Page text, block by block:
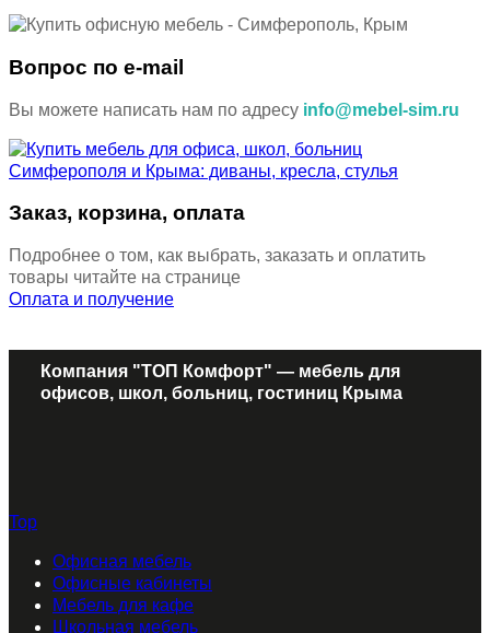
Вопрос по e-mail
Вы можете написать нам по адресу info@mebel-sim.ru
Заказ, корзина, оплата
Подробнее о том, как выбрать, заказать и оплатить
товары читайте на странице
Оплата и получение
Компания "ТОП Комфорт" — мебель для
офисов, школ, больниц, гостиниц Крыма
Top
Офисная мебель
Офисные кабинеты
Мебель для кафе
Школьная мебель